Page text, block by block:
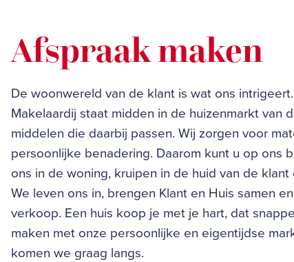
Afspraak maken
De woonwereld van de klant is wat ons
Makelaardij staat midden in de huizenmarkt van
middelen die daarbij passen. Wij zorgen voor
persoonlijke benadering. Daarom kunt u op ons
ons in de woning, kruipen in de huid van de klant
We leven ons in, brengen Klant en Huis samen
verkoop. Een huis koop je met je hart, dat
maken met onze persoonlijke en eigentijdse
komen we graag langs.